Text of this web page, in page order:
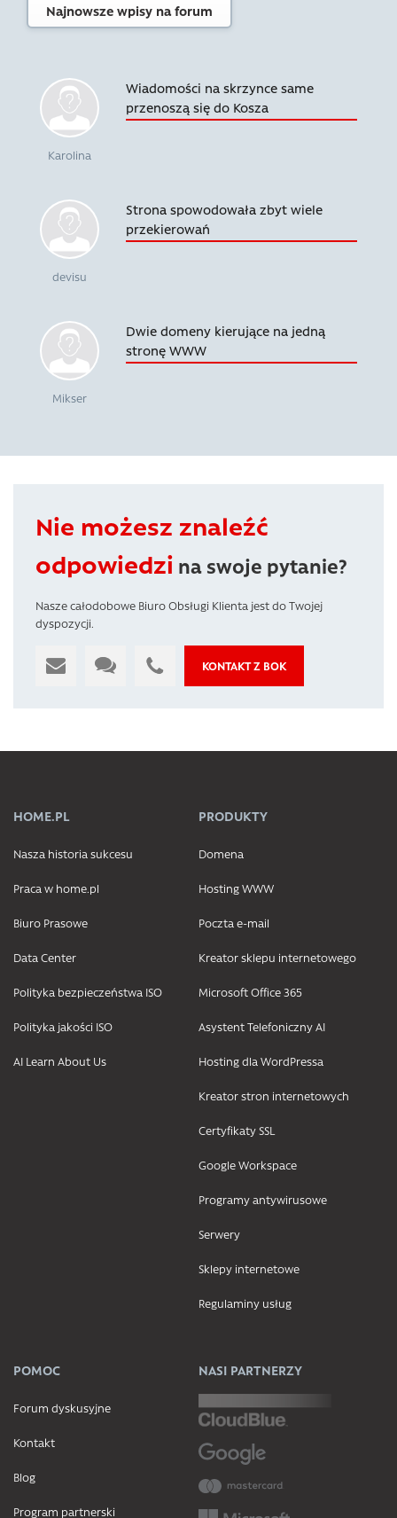
Najnowsze wpisy na forum
Karolina
Wiadomości na skrzynce same
przenoszą się do Kosza
devisu
Strona spowodowała zbyt wiele
przekierowań
Mikser
Dwie domeny kierujące na jedną
stronę WWW
Nie możesz znaleźć
odpowiedzi na swoje pytanie?
Nasze całodobowe Biuro Obsługi Klienta jest do Twojej
dyspozycji.
KONTAKT Z BOK
HOME.PL
Nasza historia sukcesu
Praca w home.pl
Biuro Prasowe
Data Center
Polityka bezpieczeństwa ISO
Polityka jakości ISO
AI Learn About Us
PRODUKTY
Domena
Hosting WWW
Poczta e-mail
Kreator sklepu internetowego
Microsoft Office 365
Asystent Telefoniczny AI
Hosting dla WordPressa
Kreator stron internetowych
Certyfikaty SSL
Google Workspace
Programy antywirusowe
Serwery
Sklepy internetowe
Regulaminy usług
POMOC
Forum dyskusyjne
Kontakt
Blog
Program partnerski
NASI PARTNERZY